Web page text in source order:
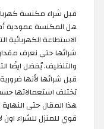
قبل شراء مكنسة
هل المكنسة عمودية
الاستطاعة الكهربائية
شرائها حتى نعرف
والتنظيف. يُفضل ايضًا
قبل شرائها لأنها
تختلف استعمالاتها
هذا المقال حتى
قوي للمنزل للشراء